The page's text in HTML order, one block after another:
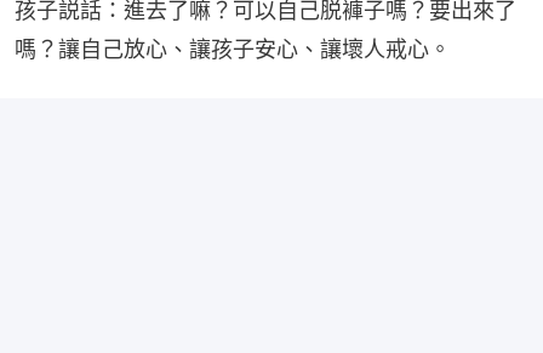
孩子説話：進去了嘛？可以自己脱褲子嗎？要出來了
嗎？讓自己放心、讓孩子安心、讓壞人戒心。